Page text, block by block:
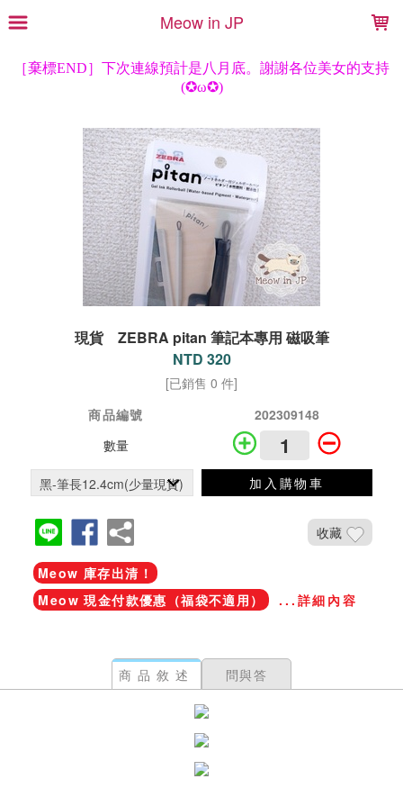
Meow in JP
現貨 ZEBRA pitan 筆記本專用 磁吸筆
NTD 320
[已銷售 0 件]
商品編號
202309148
數量
加入購物車
收藏
Meow 庫存出清！
Meow 現金付款優惠（福袋不適用）
...詳細內容
商品敘述 問與答